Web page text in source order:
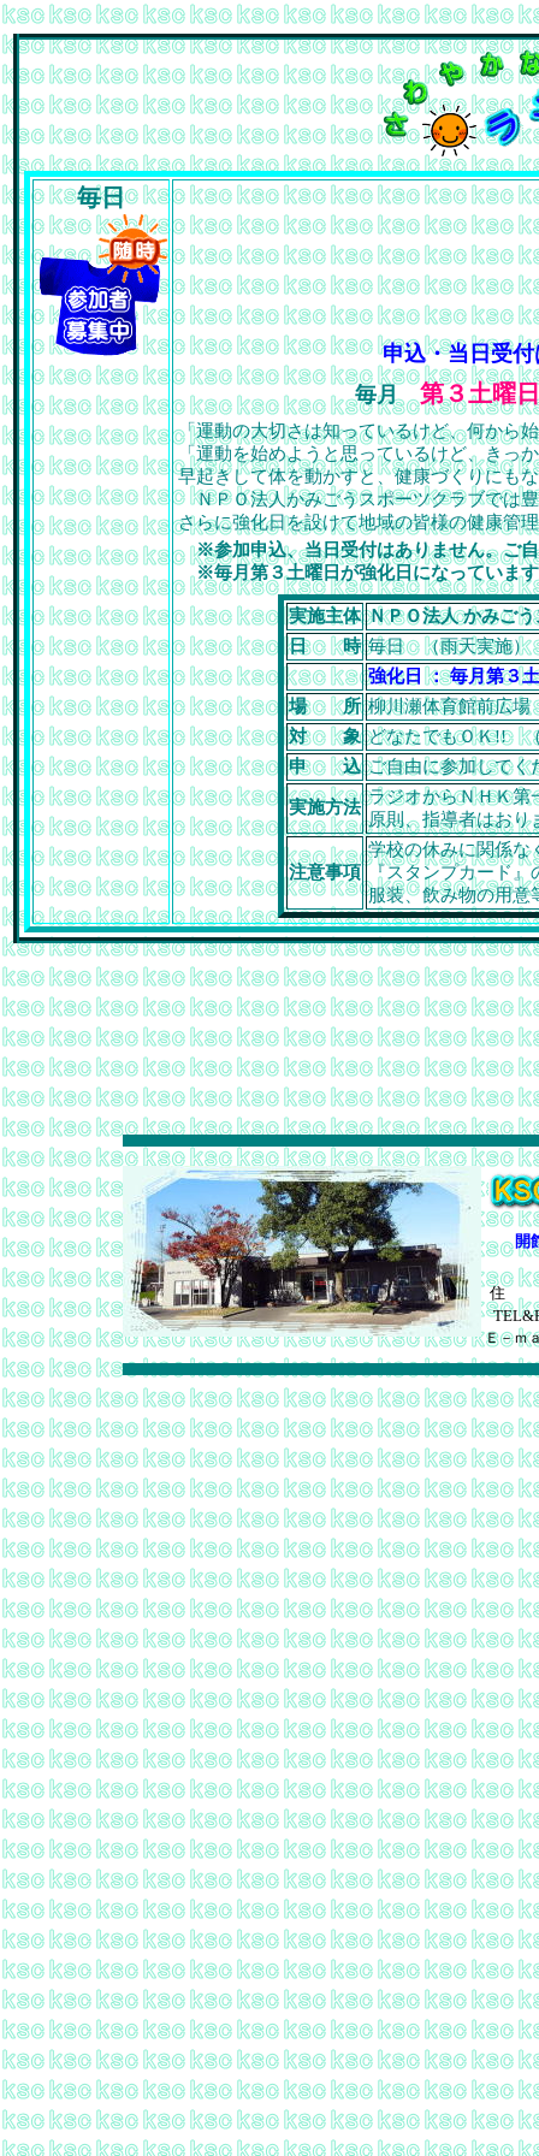
毎日
申込・当日受
毎月第３土曜日
「運動の大切さは知っているけど、何から
「運動を始めようと思っているけど、きっ
早起きして体を動かすと、健康づくりにも
ＮＰＯ法人かみごうスポーツクラブでは
さらに強化日を設けて地域の皆様の健康管
※参加申込、当日受付はありません。ご自
※毎月第３土曜日が強化日になっていま
実施主体 ＮＰＯ法人 かみご
日 時 毎日 （雨天実施）
強化日 ： 毎月第３
場 所 柳川瀬体育館前広場
対 象 どなたでもＯＫ!! （
申 込 ご自由に参加してく
実施方法
ラジオからＮＨＫ第
原則、指導者はおり
注意事項
学校の休みに関係な
『スタンプカード』
服装、飲み物の用意
開
住
Ｅ－ｍ